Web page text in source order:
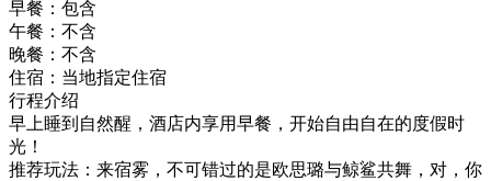
早餐： 包含
午餐： 不含
晚餐： 不含
住宿： 当地指定住宿
行程介绍
早上睡到自然醒，酒店内享用早餐，开始自由自在的度假时
光！
推荐玩法：来宿雾，不可错过的是欧思璐与鲸鲨共舞，对，你